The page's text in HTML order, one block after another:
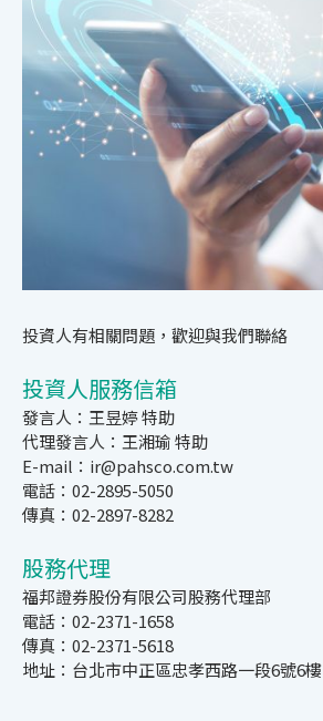
投資人有相關問題，歡迎與我們聯絡
投資人服務信箱
發言人：王昱婷 特助
代理發言人：王湘瑜 特助
E-mail：ir@pahsco.com.tw
電話：02-2895-5050
傳真：02-2897-8282
股務代理
福邦證券股份有限公司股務代理部
電話：02-2371-1658
傳真：02-2371-5618
地址：台北市中正區忠孝西路一段6號6樓